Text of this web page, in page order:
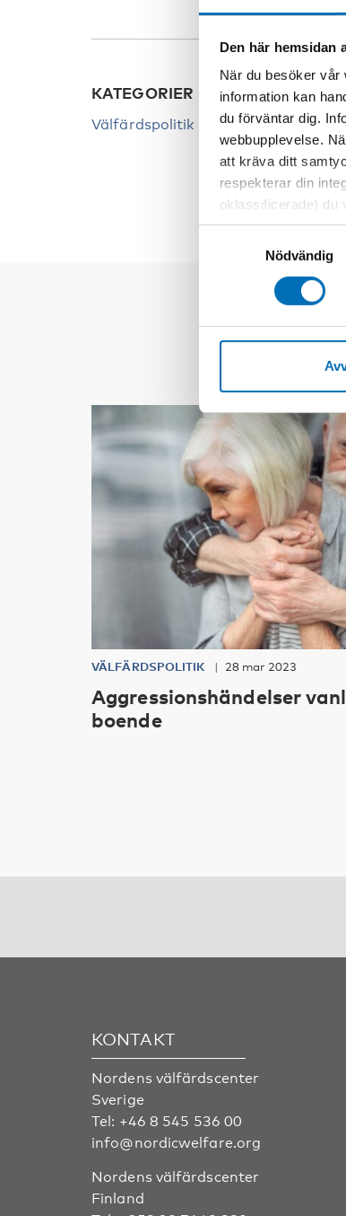
Den här hemsidan
När du besöker
information kan
du förväntar dig.
webbupplevelse.
att kräva ditt
respekterar din
oklassificerade) du
inställningar för
vi erbjuder. Om
Nödvändig
KATEGORIER
Välfärdspolitik
VÄLFÄRDSPOLITIK 28 mar 2023
Aggressionshändelser
boende
KONTAKT
Nordens välfärdscenter
Sverige
Tel: +46 8 545 536 00
info@nordicwelfare.org
Nordens välfärdscenter
Finland